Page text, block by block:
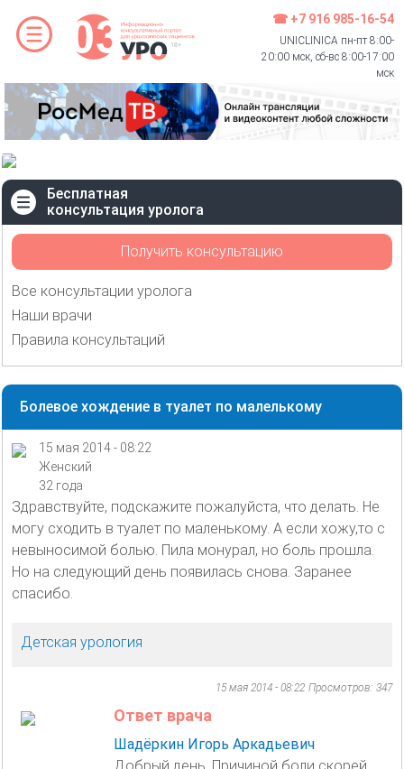
☎ +7 916 985-16-54
UNICLINICA пн-пт 8:00-
20:00 мск, сб-вс 8:00-17:00
мск
Бесплатная
консультация уролога
Получить консультацию
Все консультации уролога
Наши врачи
Правила консультаций
Болевое хождение в туалет по малелькому
15 мая 2014 - 08:22
Женский
32 года
Здравствуйте, подскажите пожалуйста, что делать. Не
могу сходить в туалет по маленькому. А если хожу,то с
невыносимой болью. Пила монурал, но боль прошла.
Но на следующий день появилась снова. Заранее
спасибо.
Детская урология
15 мая 2014 - 08:22 Просмотров: 347
Ответ врача
Шадёркин Игорь Аркадьевич